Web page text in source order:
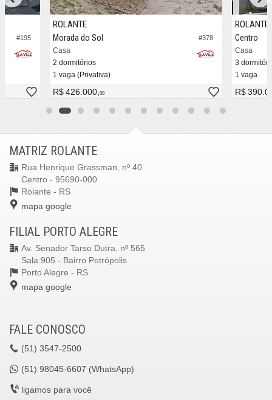
#195 #378
ROLANTE
Morada do Sol
Casa
2 dormitórios
1 vaga (Privativa)
R$ 426.000, 00
ROLANTE
Centro
Casa
3
1 vaga
R$
MATRIZ ROLANTE
Rua Henrique Grassman, nº 40
Centro - 95690-000
Rolante - RS
mapa google
FILIAL PORTO ALEGRE
Av. Senador Tarso Dutra, nº 565
Sala 905 - Bairro Petrópolis
Porto Alegre - RS
mapa google
FALE CONOSCO
(51) 3547-2500
(51) 98045-6607 (WhatsApp)
ligamos para você